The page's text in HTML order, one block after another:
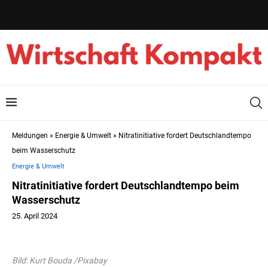
Meldungen » Energie & Umwelt » Nitratinitiative fordert Deutschlandtempo
beim Wasserschutz
Energie & Umwelt
Nitratinitiative fordert Deutschlandtempo beim
Wasserschutz
25. April 2024
Bild: Kurt Bouda /Pixabay